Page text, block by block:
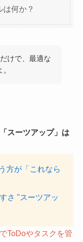
何か？
けで、最適な
スーツアップ」は
方が「これなら
さ "スーツアッ
ToDoやタスクを管